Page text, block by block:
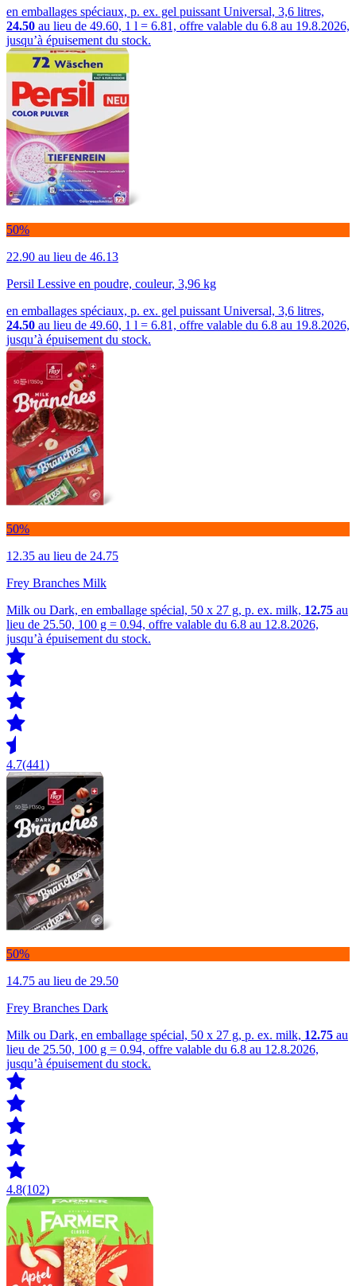
en emballages spéciaux, p. ex. gel puissant Universal, 3,6 litres,
24.50 au lieu de 49.60, 1 l = 6.81, offre valable du 6.8 au 19.8.2026,
jusqu’à épuisement du stock.
50%
22.90 au lieu de 46.13
Persil Lessive en poudre, couleur, 3,96 kg
en emballages spéciaux, p. ex. gel puissant Universal, 3,6 litres,
24.50 au lieu de 49.60, 1 l = 6.81, offre valable du 6.8 au 19.8.2026,
jusqu’à épuisement du stock.
50%
12.35 au lieu de 24.75
Frey Branches Milk
Milk ou Dark, en emballage spécial, 50 x 27 g, p. ex. milk, 12.75 au
lieu de 25.50, 100 g = 0.94, offre valable du 6.8 au 12.8.2026,
jusqu’à épuisement du stock.
4.7(441)
50%
14.75 au lieu de 29.50
Frey Branches Dark
Milk ou Dark, en emballage spécial, 50 x 27 g, p. ex. milk, 12.75 au
lieu de 25.50, 100 g = 0.94, offre valable du 6.8 au 12.8.2026,
jusqu’à épuisement du stock.
4.8(102)